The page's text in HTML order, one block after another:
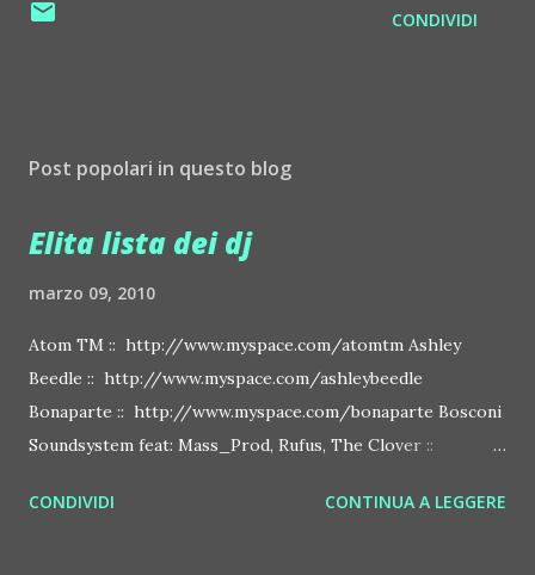
CONDIVIDI
Post popolari in questo blog
Elita lista dei dj
marzo 09, 2010
Atom TM :: http://www.myspace.com/atomtm Ashley
Beedle :: http://www.myspace.com/ashleybeedle
Bonaparte :: http://www.myspace.com/bonaparte Bosconi
Soundsystem feat: Mass_Prod, Rufus, The Clover ::
http://www.myspace.com/benderbyetone Chapelier Fou ::
CONDIVIDI CONTINUA A LEGGERE